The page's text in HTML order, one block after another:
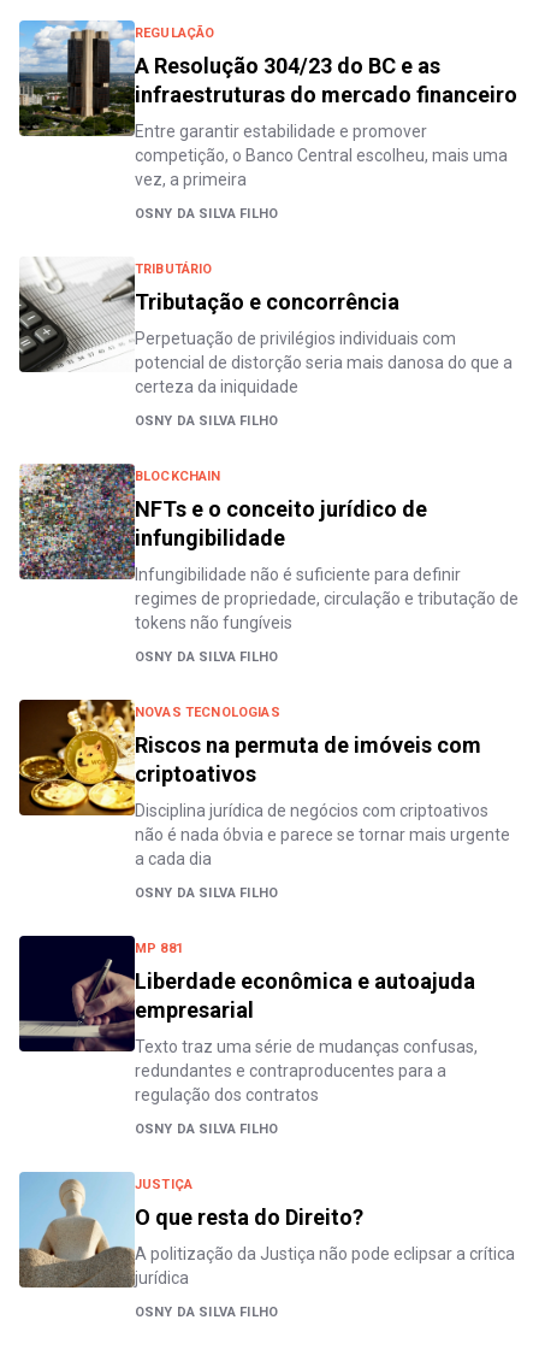
REGULAÇÃO
A Resolução 304/23 do BC e as
infraestruturas do mercado financeiro
Entre garantir estabilidade e promover
competição, o Banco Central escolheu, mais uma
vez, a primeira
OSNY DA SILVA FILHO
TRIBUTÁRIO
Tributação e concorrência
Perpetuação de privilégios individuais com
potencial de distorção seria mais danosa do que a
certeza da iniquidade
OSNY DA SILVA FILHO
BLOCKCHAIN
NFTs e o conceito jurídico de
infungibilidade
Infungibilidade não é suficiente para definir
regimes de propriedade, circulação e tributação de
tokens não fungíveis
OSNY DA SILVA FILHO
NOVAS TECNOLOGIAS
Riscos na permuta de imóveis com
criptoativos
Disciplina jurídica de negócios com criptoativos
não é nada óbvia e parece se tornar mais urgente
a cada dia
OSNY DA SILVA FILHO
MP 881
Liberdade econômica e autoajuda
empresarial
Texto traz uma série de mudanças confusas,
redundantes e contraproducentes para a
regulação dos contratos
OSNY DA SILVA FILHO
JUSTIÇA
O que resta do Direito?
A politização da Justiça não pode eclipsar a crítica
jurídica
OSNY DA SILVA FILHO